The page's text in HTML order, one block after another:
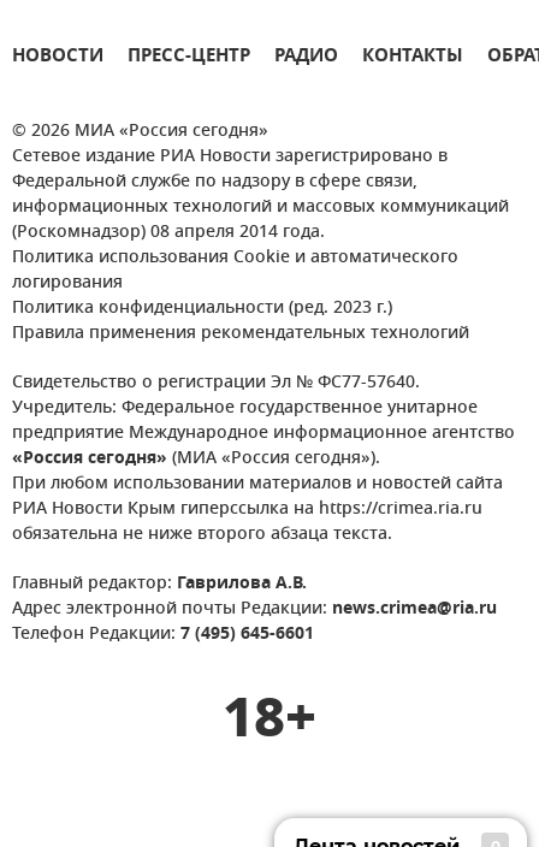
НОВОСТИ ПРЕСС-ЦЕНТР РАДИО КОНТАКТЫ
© 2026 МИА «Россия сегодня»
Сетевое издание РИА Новости зарегистрировано в
Федеральной службе по надзору в сфере связи,
информационных технологий и массовых коммуникаций
(Роскомнадзор) 08 апреля 2014 года.
Политика использования Cookie и автоматического
логирования
Политика конфиденциальности (ред. 2023 г.)
Правила применения рекомендательных технологий
Свидетельство о регистрации Эл № ФС77-57640.
Учредитель: Федеральное государственное унитарное
предприятие Международное информационное агентство
«Россия сегодня» (МИА «Россия сегодня»).
При любом использовании материалов и новостей сайта
РИА Новости Крым гиперссылка на https://crimea.ria.ru
обязательна не ниже второго абзаца текста.
Главный редактор: Гаврилова А.В.
Адрес электронной почты Редакции: news.crimea@ria.ru
Телефон Редакции: 7 (495) 645-6601
18+